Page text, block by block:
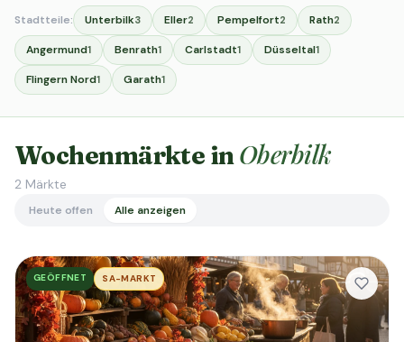
Stadtteile: Unterbilk3 Eller2 Pempelfort2 Rath2
Angermund1 Benrath1 Carlstadt1 Düsseltal1
Flingern Nord1 Garath1
Wochenmärkte inOberbilk
2 Märkte
Heute offen Alle anzeigen
GEÖFFNET SA-MARKT